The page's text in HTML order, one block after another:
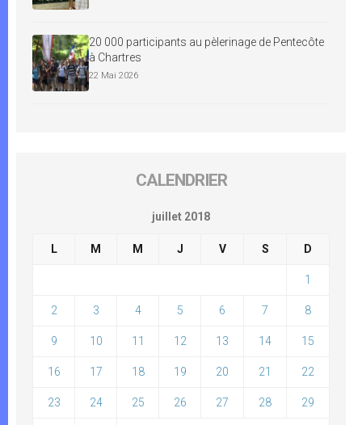
20 000 participants au pèlerinage de Pentecôte
à Chartres
22 Mai 2026
CALENDRIER
juillet 2018
L M M J V S D
1
2 3 4 5 6 7 8
9 10 11 12 13 14 15
16 17 18 19 20 21 22
23 24 25 26 27 28 29